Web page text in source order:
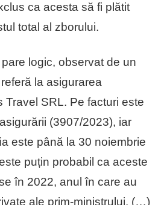
ca acesta să fi plătit
total al zborului.
logic, observat de un
la asigurarea
Travel SRL. Pe facturi este
(3907/2023), iar
este până la 30 noiembrie
puțin probabil ca aceste
în 2022, anul în care au
ale prim-ministrului. (…)